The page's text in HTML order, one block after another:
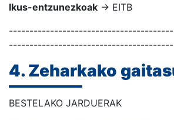
Ikus-entzunezkoak → EITB
4. Zeharkako
BESTELAKO JARDUERAK